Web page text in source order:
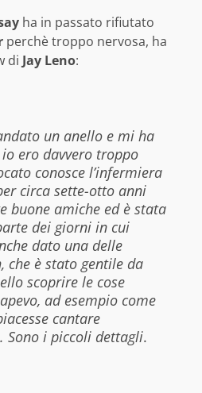
ha in passato rifiutato
perchè troppo nervosa, ha
di Jay Leno:
un anello e mi ha
ero davvero troppo
conosce l’infermiera
circa sette-otto anni
buone amiche ed è stata
dei giorni in cui
dato una delle
che è stato gentile da
scoprire le cose
ad esempio come
cantare
Sono i piccoli dettagli.